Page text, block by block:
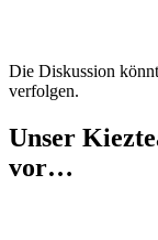
Die Diskussion
verfolgen.
Unser
vor…